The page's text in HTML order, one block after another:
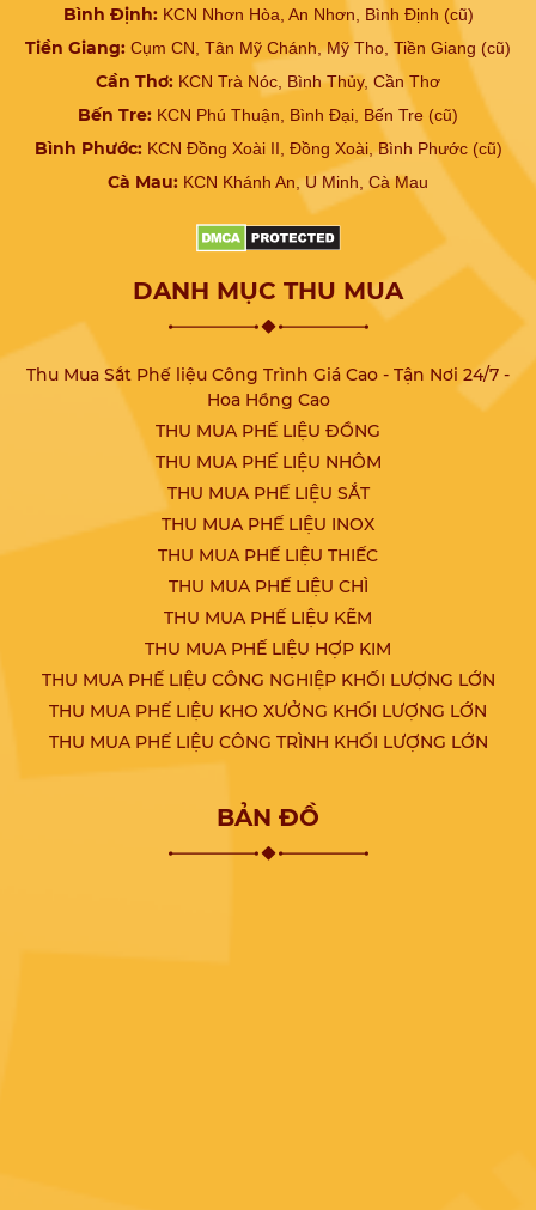
Bình Định: KCN Nhơn Hòa, An Nhơn, Bình Định (cũ)
Tiền Giang: Cụm CN, Tân Mỹ Chánh, Mỹ Tho, Tiền Giang (cũ)
Cần Thơ: KCN Trà Nóc, Bình Thủy, Cần Thơ
Bến Tre: KCN Phú Thuận, Bình Đại, Bến Tre (cũ)
Bình Phước: KCN Đồng Xoài II, Đồng Xoài, Bình Phước (cũ)
Cà Mau: KCN Khánh An, U Minh, Cà Mau
DANH MỤC THU MUA
Thu Mua Sắt Phế liệu Công Trình Giá Cao - Tận Nơi 24/7 -
Hoa Hồng Cao
THU MUA PHẾ LIỆU ĐỒNG
THU MUA PHẾ LIỆU NHÔM
THU MUA PHẾ LIỆU SẮT
THU MUA PHẾ LIỆU INOX
THU MUA PHẾ LIỆU THIẾC
THU MUA PHẾ LIỆU CHÌ
THU MUA PHẾ LIỆU KẼM
THU MUA PHẾ LIỆU HỢP KIM
THU MUA PHẾ LIỆU CÔNG NGHIỆP KHỐI LƯỢNG LỚN
THU MUA PHẾ LIỆU KHO XƯỞNG KHỐI LƯỢNG LỚN
THU MUA PHẾ LIỆU CÔNG TRÌNH KHỐI LƯỢNG LỚN
BẢN ĐỒ